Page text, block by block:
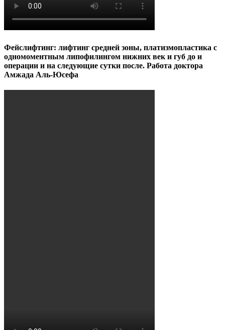
Фейслифтинг: лифтинг средней зоны, платизмопластика с
одномоментным липофилингом нижних век и губ до и
операции и на следующие сутки после. Работа доктора
Амжада Аль-Юсефа